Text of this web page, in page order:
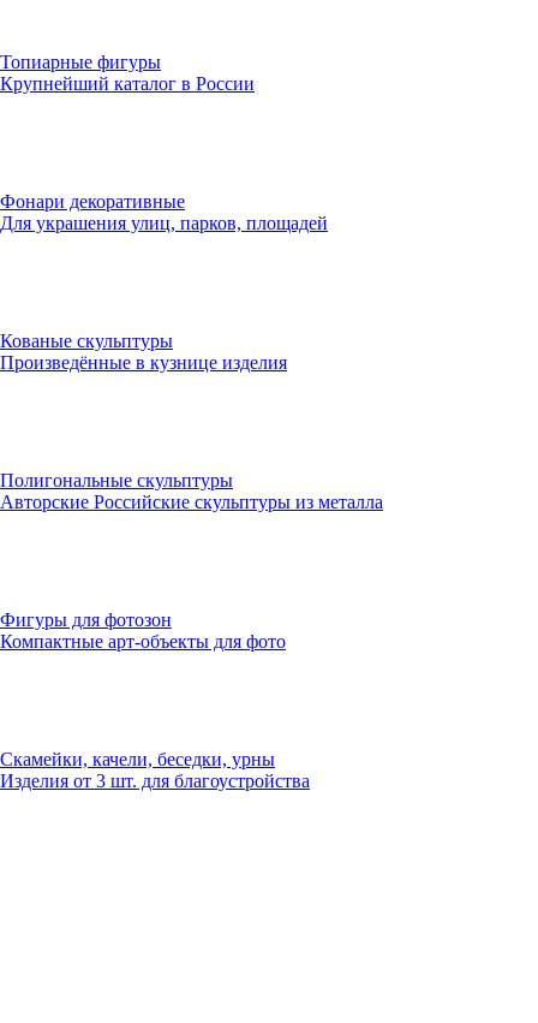
Топиарные фигуры
Крупнейший каталог в России
Фонари декоративные
Для украшения улиц, парков, площадей
Кованые скульптуры
Произведённые в кузнице изделия
Полигональные скульптуры
Авторские Российские скульптуры из металла
Фигуры для фотозон
Компактные арт-объекты для фото
Скамейки, качели, беседки, урны
Изделия от 3 шт. для благоустройства